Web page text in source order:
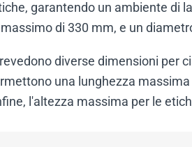
garantendo un ambiente di
di 330 mm, e un
diverse dimensioni per
una lunghezza
l'altezza massima per le